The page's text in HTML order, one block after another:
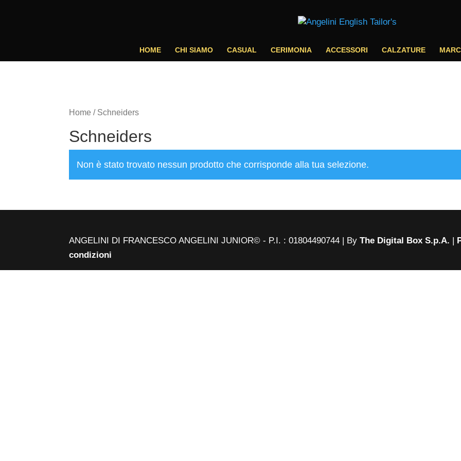
HOME CHI SIAMO CASUAL CERIMONIA ACCESSORI CALZATURE
Home / Schneiders
Schneiders
Non è stato trovato nessun prodotto che corrisponde alla tua selezione.
ANGELINI DI FRANCESCO ANGELINI JUNIOR© - P.I. : 01804490744 | ByThe Digital Box S.p.A. |
condizioni